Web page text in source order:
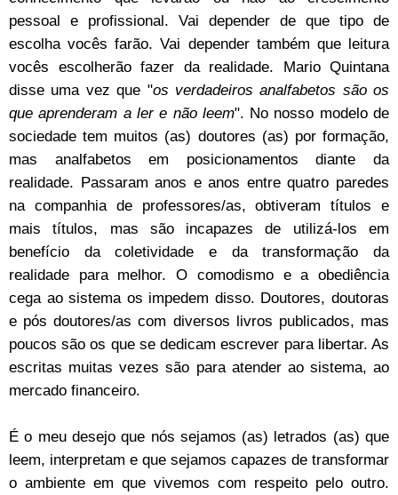
pessoal e profissional. Vai depender de que tipo de
escolha vocês farão. Vai depender também que leitura
vocês escolherão fazer da realidade. Mario Quintana
disse uma vez que "os verdadeiros analfabetos são os
que aprenderam a ler e não leem". No nosso modelo de
sociedade tem muitos (as) doutores (as) por formação,
mas analfabetos em posicionamentos diante da
realidade. Passaram anos e anos entre quatro paredes
na companhia de professores/as, obtiveram títulos e
mais títulos, mas são incapazes de utilizá-los em
benefício da coletividade e da transformação da
realidade para melhor. O comodismo e a obediência
cega ao sistema os impedem disso. Doutores, doutoras
e pós doutores/as com diversos livros publicados, mas
poucos são os que se dedicam escrever para libertar. As
escritas muitas vezes são para atender ao sistema, ao
mercado financeiro.
É o meu desejo que nós sejamos (as) letrados (as) que
leem, interpretam e que sejamos capazes de transformar
o ambiente em que vivemos com respeito pelo outro.